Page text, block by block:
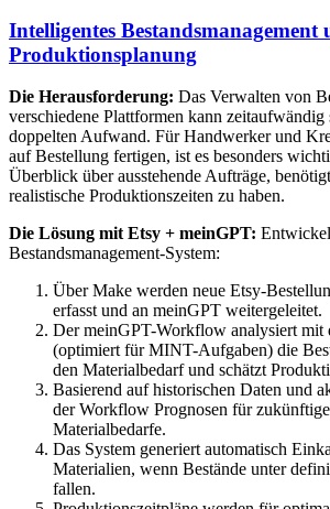
Intelligentes Bestandsmanagement
Produktionsplanung
Die Herausforderung: Das Verwalten von
verschiedene Plattformen kann zeitaufwändig
doppelten Aufwand. Für Handwerker und
auf Bestellung fertigen, ist es besonders
Überblick über ausstehende Aufträge,
realistische Produktionszeiten zu haben.
Die Lösung mit Etsy + meinGPT:
Bestandsmanagement-System:
Über Make werden neue Etsy-
erfasst und an meinGPT weitergeleitet.
Der meinGPT-Workflow analysiert
(optimiert für MINT-Aufgaben) die
den Materialbedarf und schätzt
Basierend auf historischen Daten und
der Workflow Prognosen für
Materialbedarfe.
Das System generiert automatisch
Materialien, wenn Bestände unter
fallen.